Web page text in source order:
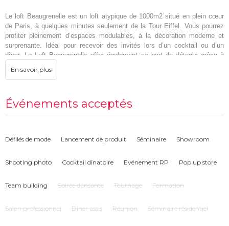
Le loft Beaugrenelle est un loft atypique de 1000m2 situé en plein cœur
de Paris, à quelques minutes seulement de la Tour Eiffel. Vous pourrez
profiter pleinement d’espaces modulables, à la décoration moderne et
surprenante. Idéal pour recevoir des invités lors d’un cocktail ou d’un
dîner. Le Loft Beaugrenelle offre également sa part de détente grâce à
faire plonger dans une atmosphère sereine et chaleureuse. Notre loft, au
Événements acceptés
Défilés de mode Lancement de produit Séminaire Showroom
Shooting photo Cocktail dînatoire Evénement RP Pop up store
Team building Soirée dansante Tournage Formation
Salon professionnel Diner assis Réunion Séminaire résidentiel